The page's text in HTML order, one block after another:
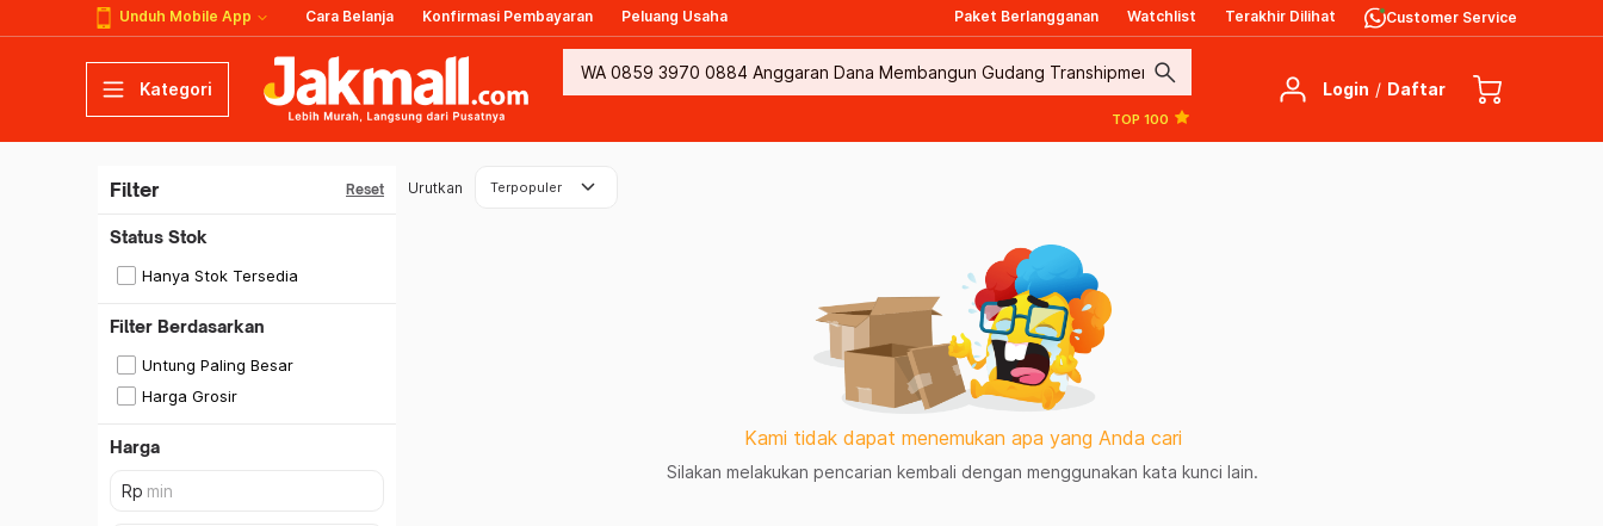
Unduh Mobile App Cara Belanja Konfirmasi Pembayaran Peluang Usaha Paket Berlangganan Watchlist Terakhir Dilihat Customer Service
Kategori search
TOP 100
Login / Daftar
Filter Reset
Status Stok
Hanya Stok Tersedia
Filter Berdasarkan
Untung Paling Besar
Harga Grosir
Harga
Urutkan Terpopuler keyboard_arrow_down
Kami tidak dapat menemukan apa yang Anda cari
Silakan melakukan pencarian kembali dengan menggunakan kata kunci lain.